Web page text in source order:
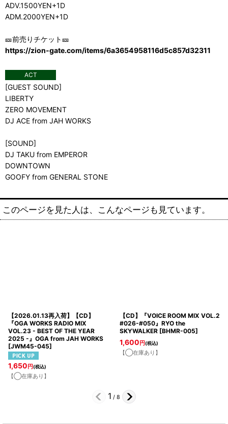
ADV.1500YEN+1D
ADM.2000YEN+1D
🎫前売りチケット🎫
https://zion-gate.com/items/6a3654958116d5c857d32311
ACT
[GUEST SOUND]
LIBERTY
ZERO MOVEMENT
DJ ACE from JAH WORKS
[SOUND]
DJ TAKU from EMPEROR
DOWNTOWN
GOOFY from GENERAL STONE
このページを見た人は、こんなページも見ています。
【2026.01.13再入荷】【CD】
『OGA WORKS RADIO MIX
VOL.23 - BEST OF THE YEAR
2025 -』OGA from JAH WORKS
[JWM45-045]
1,650 円(税込)
【◯在庫あり】
【CD】『VOICE ROOM MIX VOL.2
#026-#050』RYO the
SKYWALKER [BHMR-005]
1,600 円(税込)
【◯在庫あり】
1 / 8